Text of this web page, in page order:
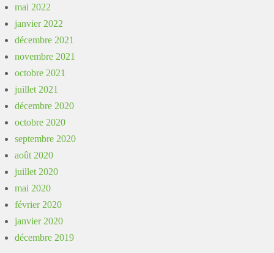
mai 2022
janvier 2022
décembre 2021
novembre 2021
octobre 2021
juillet 2021
décembre 2020
octobre 2020
septembre 2020
août 2020
juillet 2020
mai 2020
février 2020
janvier 2020
décembre 2019